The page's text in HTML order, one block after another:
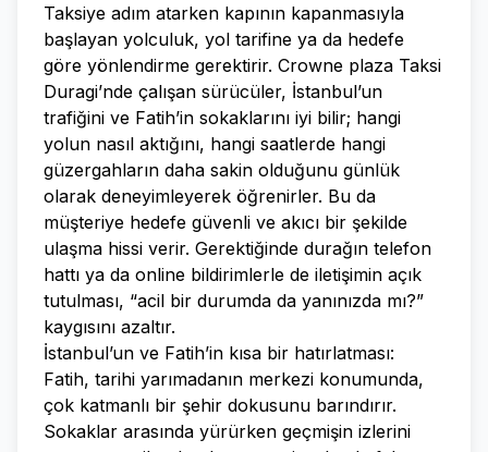
Taksiye adım atarken kapının kapanmasıyla
başlayan yolculuk, yol tarifine ya da hedefe
göre yönlendirme gerektirir. Crowne plaza Taksi
Duragi’nde çalışan sürücüler, İstanbul’un
trafiğini ve Fatih’in sokaklarını iyi bilir; hangi
yolun nasıl aktığını, hangi saatlerde hangi
güzergahların daha sakin olduğunu günlük
olarak deneyimleyerek öğrenirler. Bu da
müşteriye hedefe güvenli ve akıcı bir şekilde
ulaşma hissi verir. Gerektiğinde durağın telefon
hattı ya da online bildirimlerle de iletişimin açık
tutulması, “acil bir durumda da yanınızda mı?”
kaygısını azaltır.
İstanbul’un ve Fatih’in kısa bir hatırlatması:
Fatih, tarihi yarımadanın merkezi konumunda,
çok katmanlı bir şehir dokusunu barındırır.
Sokaklar arasında yürürken geçmişin izlerini